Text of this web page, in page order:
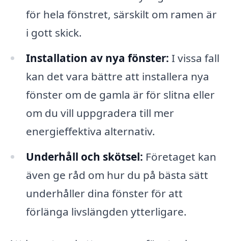
för hela fönstret, särskilt om ramen är
i gott skick.
Installation av nya fönster: I vissa fall
kan det vara bättre att installera nya
fönster om de gamla är för slitna eller
om du vill uppgradera till mer
energieffektiva alternativ.
Underhåll och skötsel: Företaget kan
även ge råd om hur du på bästa sätt
underhåller dina fönster för att
förlänga livslängden ytterligare.